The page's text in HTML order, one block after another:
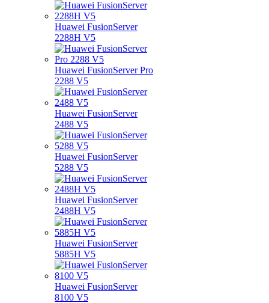
Huawei FusionServer
2288H V5
Huawei FusionServer Pro
2288 V5
Huawei FusionServer
2488 V5
Huawei FusionServer
5288 V5
Huawei FusionServer
2488H V5
Huawei FusionServer
5885H V5
Huawei FusionServer
8100 V5